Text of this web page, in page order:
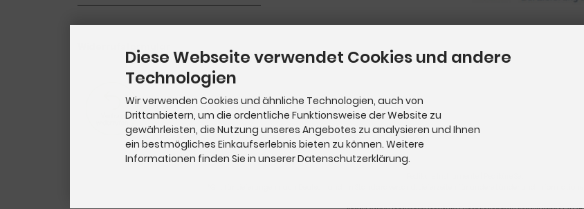
Diese Webseite verwendet Cookies und andere
Technologien
Wir verwenden Cookies und ähnliche Technologien, auch von
Drittanbietern, um die ordentliche Funktionsweise der Website zu
gewährleisten, die Nutzung unseres Angebotes zu analysieren und Ihnen
ein bestmögliches Einkaufserlebnis bieten zu können. Weitere
Informationen finden Sie in unserer Datenschutzerklärung.